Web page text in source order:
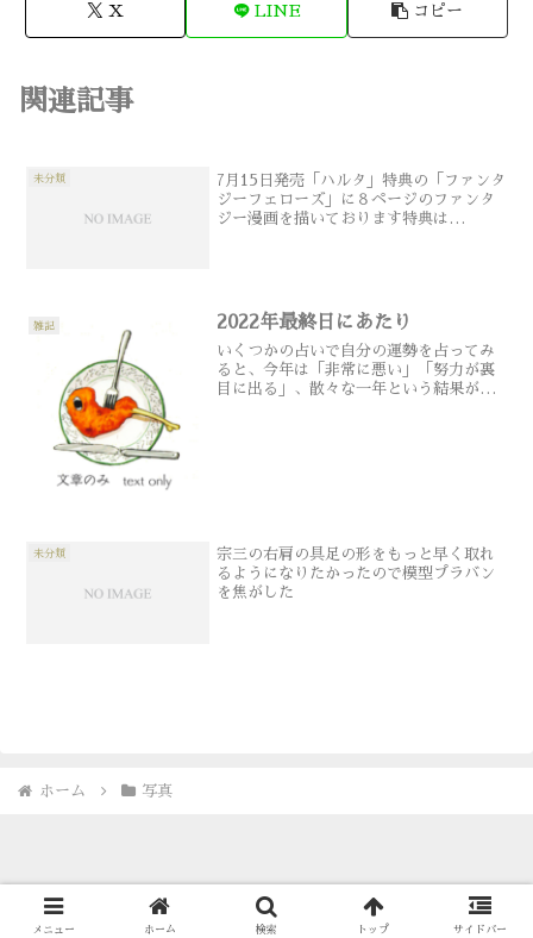
X LINE コピー
関連記事
未分類
7月15日発売「ハルタ」特典の「ファンタ
ジーフェローズ」に８ページのファンタ
ジー漫画を描いております特典は
雑記 2022年最終日にあたり
いくつかの占いで自分の運勢を占ってみ
ると、今年は「非常に悪い」「努力が裏
目に出る」、散々な一年という結果が出
未分類
宗三の右肩の具足の形をもっと早く取れ
るようになりたかったので模型プラバン
を焦がした
ホーム 写真
© 1996-2026 古海鐘一 Showichi Furumi.
メニュー ホーム 検索 トップ サイドバー